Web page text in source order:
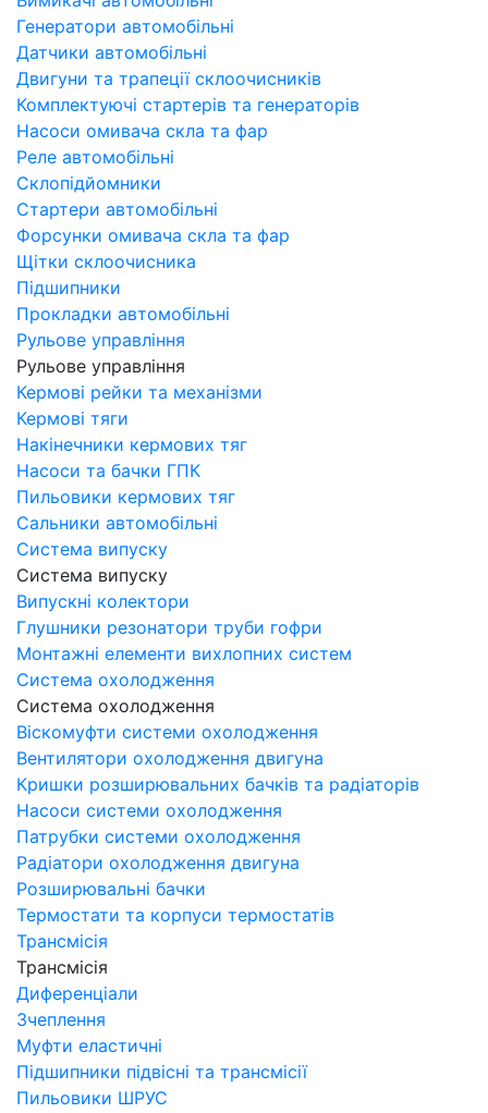
Генератори автомобільні
Датчики автомобільні
Двигуни та трапеції склоочисників
Комплектуючі стартерів та генераторів
Насоси омивача скла та фар
Реле автомобільні
Склопідйомники
Стартери автомобільні
Форсунки омивача скла та фар
Щітки склоочисника
Підшипники
Прокладки автомобільні
Рульове управління
Рульове управління
Кермові рейки та механізми
Кермові тяги
Накінечники кермових тяг
Насоси та бачки ГПК
Пильовики кермових тяг
Сальники автомобільні
Система випуску
Система випуску
Випускні колектори
Глушники резонатори труби гофри
Монтажні елементи вихлопних систем
Система охолодження
Система охолодження
Віскомуфти системи охолодження
Вентилятори охолодження двигуна
Кришки розширювальних бачків та радіаторів
Насоси системи охолодження
Патрубки системи охолодження
Радіатори охолодження двигуна
Розширювальні бачки
Термостати та корпуси термостатів
Трансмісія
Трансмісія
Диференціали
Зчеплення
Муфти еластичні
Підшипники підвісні та трансмісії
Пильовики ШРУС